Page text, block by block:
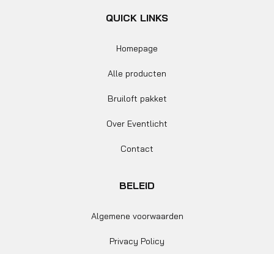
QUICK LINKS
Homepage
Alle producten
Bruiloft pakket
Over Eventlicht
Contact
BELEID
Algemene voorwaarden
Privacy Policy